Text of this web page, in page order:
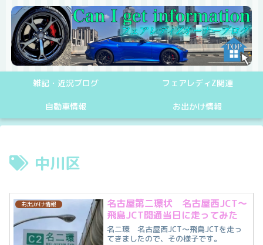
雑記・近況ブログ フェアレディZ関連
自動車情報 お出かけ情報
中川区
お出かけ情報
名古屋第二環状 名古屋西JCT〜
飛島JCT開通当日に走ってみた
名二環 名古屋西JCT〜飛島JCTを走っ
てきましたので、その様子です。